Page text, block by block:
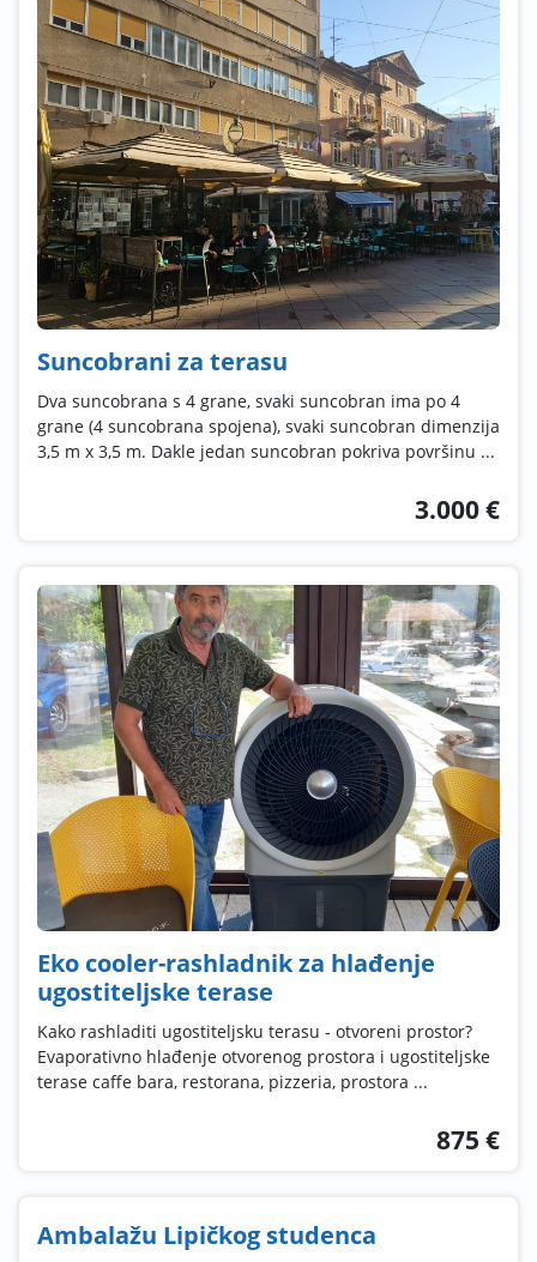
Suncobrani za terasu
Dva suncobrana s 4 grane, svaki suncobran ima po 4
grane (4 suncobrana spojena), svaki suncobran dimenzija
3,5 m x 3,5 m. Dakle jedan suncobran pokriva površinu ...
3.000 €
Eko cooler-rashladnik za hlađenje
ugostiteljske terase
Kako rashladiti ugostiteljsku terasu - otvoreni prostor?
Evaporativno hlađenje otvorenog prostora i ugostiteljske
terase caffe bara, restorana, pizzeria, prostora ...
875 €
Ambalažu Lipičkog studenca